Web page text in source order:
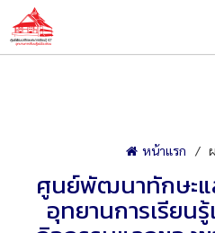
หน้าแรก
ศูนย์พัฒนาทักษะแ
อุทยานการเรียน